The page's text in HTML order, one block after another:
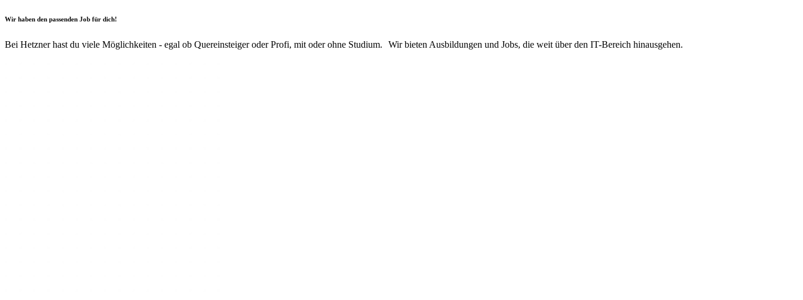
Wir haben den passenden Job für dich!
Bei Hetzner hast du viele Möglichkeiten - egal ob Quereinsteiger oder Profi, mit oder ohne Studium. Wir bieten Ausbildungen und Jobs, die weit über den IT-Bereich hinausgehen.